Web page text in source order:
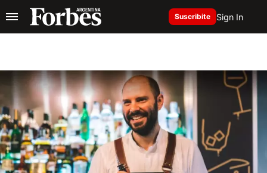
Suscribite Sign In